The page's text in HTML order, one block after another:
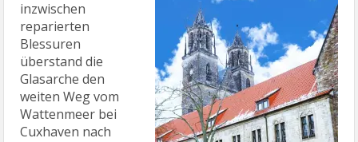
inzwischen
reparierten
Blessuren
überstand die
Glasarche den
weiten Weg vom
Wattenmeer bei
Cuxhaven nach